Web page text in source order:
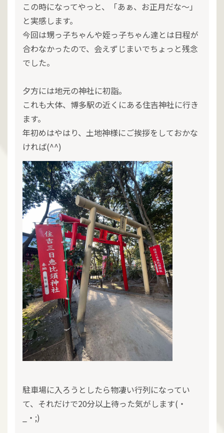
この時になってやっと、「あぁ、お正月だな～」
と実感します。
今回は甥っ子ちゃんや姪っ子ちゃん達とは日程が
合わなかったので、会えずじまいでちょっと残念
でした。
夕方には地元の神社に初詣。
これも大体、博多駅の近くにある住吉神社に行き
ます。
年初めはやはり、土地神様にご挨拶をしておかな
ければ(^^)
駐車場に入ろうとしたら物凄い行列になってい
て、それだけで20分以上待った気がします(・
_・;)